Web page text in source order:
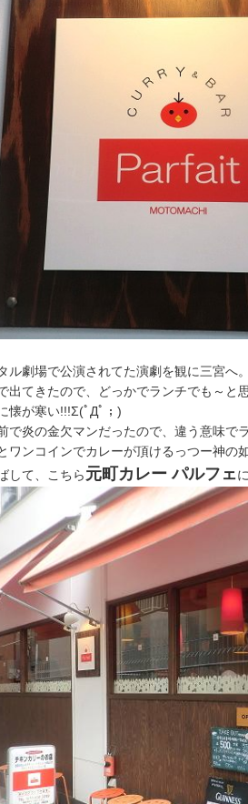
ル劇場で公演されてた演劇を観に三宮へ。
出てきたので、どっかでランチでも～と
懐が寒い!!!Σ(ﾟДﾟ；)
で炎の金欠マンだったので、違う意味で
ワンコインでカレーが頂けるっつー神の
して、こちら元町カレー パルフェ